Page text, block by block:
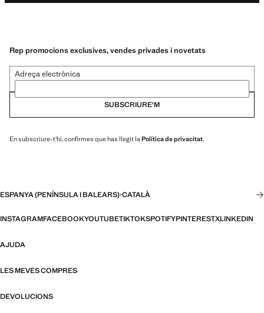
Rep promocions exclusives, vendes privades i novetats
Adreça electrònica
SUBSCRIURE'M
En subscriure-t'hi, confirmes que has llegit la Política de privacitat.
ESPANYA (PENÍNSULA I BALEARS)·CATALÀ
INSTAGRAMFACEBOOKYOUTUBETIKTOKSPOTIFYPINTERESTXLINKEDIN
AJUDA
LES MEVES COMPRES
DEVOLUCIONS